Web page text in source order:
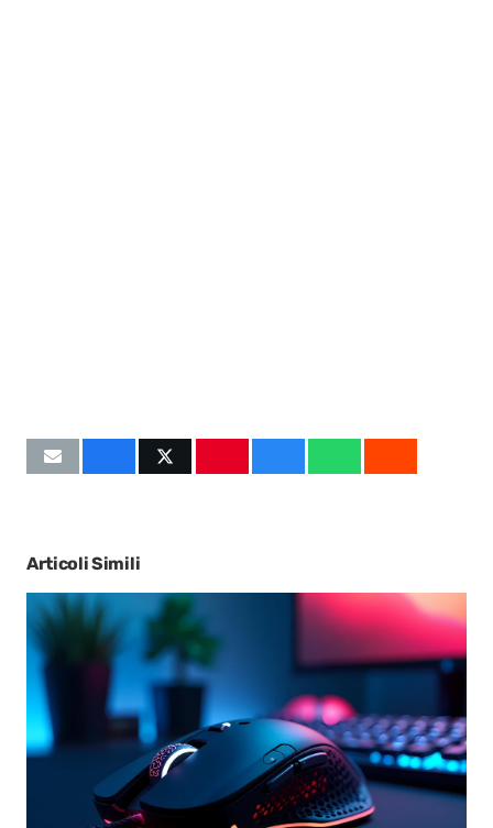
Articoli Simili